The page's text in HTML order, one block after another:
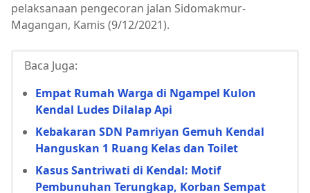
pelaksanaan pengecoran jalan Sidomakmur-
Magangan, Kamis (9/12/2021).
Baca Juga:
Empat Rumah Warga di Ngampel Kulon
Kendal Ludes Dilalap Api
Kebakaran SDN Pamriyan Gemuh Kendal
Hanguskan 1 Ruang Kelas dan Toilet
Kasus Santriwati di Kendal: Motif
Pembunuhan Terungkap, Korban Sempat